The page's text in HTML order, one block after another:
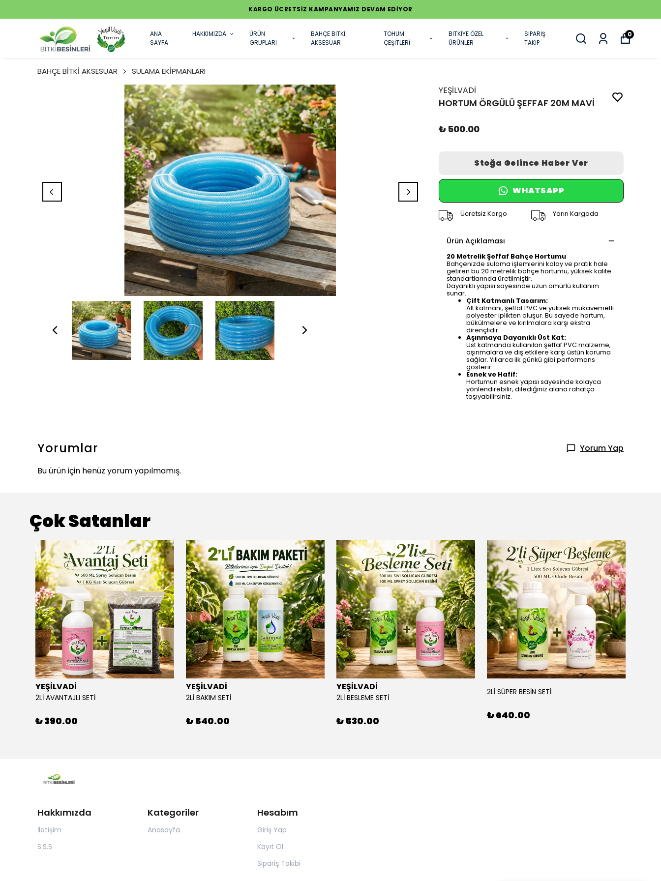
KARGO ÜCRETSİZ KAMPANYAMIZ DEVAM EDİYOR
ANA
SAYFA
HAKKIMIZDA
ÜRÜN
GRUPLARI
BAHÇE BİTKİ
AKSESUAR
TOHUM
ÇEŞİTLERİ
BİTKİYE ÖZEL
ÜRÜNLER
SİPARİŞ
TAKİP
0
BAHÇE BİTKİ AKSESUAR SULAMA EKİPMANLARI
YEŞİLVADİ
HORTUM ÖRGÜLÜ ŞEFFAF 20M MAVİ
₺ 500.00
Stoğa Gelince Haber Ver
WHATSAPP
Ücretsiz Kargo Yarın Kargoda
Ürün Açıklaması
20 Metrelik Şeffaf Bahçe Hortumu
Bahçenizde sulama işlemlerini kolay ve pratik hale
getiren bu 20 metrelik bahçe hortumu, yüksek kalite
standartlarında üretilmiştir.
Dayanıklı yapısı sayesinde uzun ömürlü kullanım
sunar.
Çift Katmanlı Tasarım:
Alt katmanı, şeffaf PVC ve yüksek mukavemetli
polyester iplikten oluşur. Bu sayede hortum,
bükülmelere ve kırılmalara karşı ekstra
dirençlidir.
Aşınmaya Dayanıklı Üst Kat:
Üst katmanda kullanılan şeffaf PVC malzeme,
aşınmalara ve dış etkilere karşı üstün koruma
sağlar. Yıllarca ilk günkü gibi performans
gösterir.
Esnek ve Hafif:
Hortumun esnek yapısı sayesinde kolayca
yönlendirebilir, dilediğiniz alana rahatça
taşıyabilirsiniz.
Yorumlar
Yorum Yap
Bu ürün için henüz yorum yapılmamış.
Çok Satanlar
YEŞİLVADİ
2Lİ AVANTAJLI SETİ
₺ 390.00
YEŞİLVADİ
2Lİ BAKIM SETİ
₺ 540.00
YEŞİLVADİ
2Lİ BESLEME SETİ
₺ 530.00
2Lİ SÜPER BESİN SETİ
₺ 640.00
Hakkımızda
İletişim
S.S.S
Kategoriler
Anasayfa
Hesabım
Giriş Yap
Kayıt Ol
Sipariş Takibi